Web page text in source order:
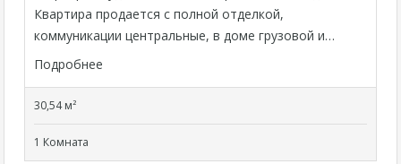
Квартира продается с полной отделкой,
коммуникации центральные, в доме грузовой и…
Подробнее
30,54 м²
1 Комната